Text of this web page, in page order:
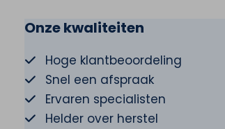
Onze kwaliteiten
Hoge klantbeoordeling
Snel een afspraak
Ervaren specialisten
Helder over herstel